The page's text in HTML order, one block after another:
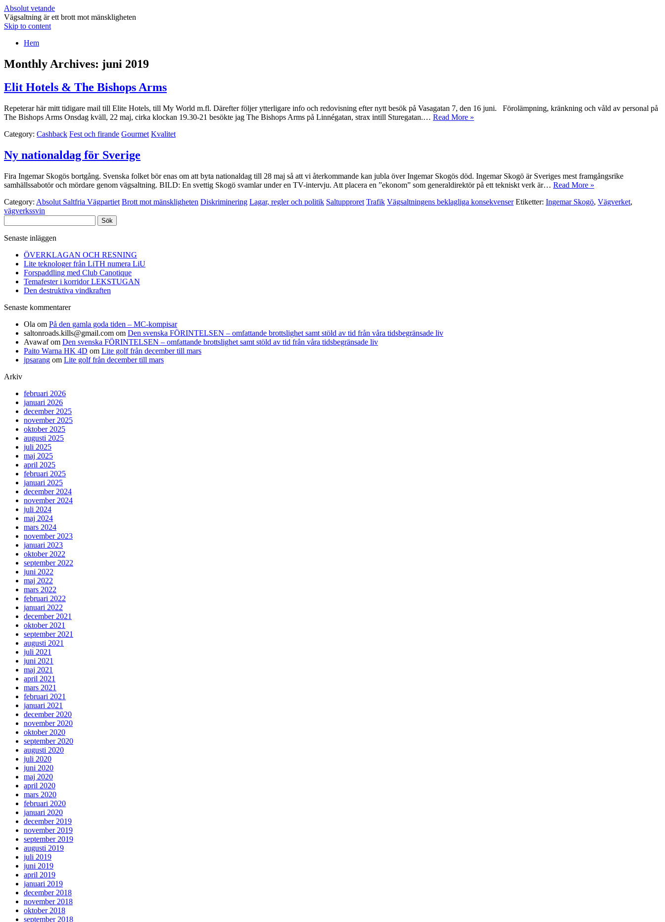
Absolut vetande
Vägsaltning är ett brott mot mänskligheten
Skip to content
Hem
Monthly Archives: juni 2019
Elit Hotels & The Bishops Arms
Repeterar här mitt tidigare mail till Elite Hotels, till My World m.fl. Därefter följer ytterligare info och redovisning efter nytt besök på Vasagatan 7, den 16 juni. Förolämpning, kränkning och våld av personal på
The Bishops Arms Onsdag kväll, 22 maj, cirka klockan 19.30-21 besökte jag The Bishops Arms på Linnégatan, strax intill Sturegatan.… Read More »
Category: Cashback Fest och firande Gourmet Kvalitet
Ny nationaldag för Sverige
Fira Ingemar Skogös bortgång. Svenska folket bör enas om att byta nationaldag till 28 maj så att vi återkommande kan jubla över Ingemar Skogös död. Ingemar Skogö är Sveriges mest framgångsrike
samhällssabotör och mördare genom vägsaltning. BILD: En svettig Skogö svamlar under en TV-intervju. Att placera en ”ekonom” som generaldirektör på ett tekniskt verk är… Read More »
Category: Absolut Saltfria Vägpartiet Brott mot mänskligheten Diskriminering Lagar, regler och politik Saltupproret Trafik Vägsaltningens beklagliga konsekvenser Etiketter: Ingemar Skogö, Vägverket,
vägverkssvin
efter:
Senaste inläggen
ÖVERKLAGAN OCH RESNING
Lite teknologer från LiTH numera LiU
Forspaddling med Club Canotique
Temafester i korridor LEKSTUGAN
Den destruktiva vindkraften
Senaste kommentarer
Ola om På den gamla goda tiden – MC-kompisar
saltonroads.kills@gmail.com om Den svenska FÖRINTELSEN – omfattande brottslighet samt stöld av tid från våra tidsbegränsade liv
Avawafom Den svenska FÖRINTELSEN – omfattande brottslighet samt stöld av tid från våra tidsbegränsade liv
Paito Warna HK 4D om Lite golf från december till mars
jpsarang om Lite golf från december till mars
Arkiv
februari 2026
januari 2026
december 2025
november 2025
oktober 2025
augusti 2025
juli 2025
maj 2025
april 2025
februari 2025
januari 2025
december 2024
november 2024
juli 2024
maj 2024
mars 2024
november 2023
januari 2023
oktober 2022
september 2022
juni 2022
maj 2022
mars 2022
februari 2022
januari 2022
december 2021
oktober 2021
september 2021
augusti 2021
juli 2021
juni 2021
maj 2021
april 2021
mars 2021
februari 2021
januari 2021
december 2020
november 2020
oktober 2020
september 2020
augusti 2020
juli 2020
juni 2020
maj 2020
april 2020
mars 2020
februari 2020
januari 2020
december 2019
november 2019
september 2019
augusti 2019
juli 2019
juni 2019
april 2019
januari 2019
december 2018
november 2018
oktober 2018
september 2018